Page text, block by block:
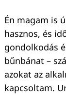
Én magam is
hasznos, és
gondolkodás
bűnbánat –
azokat az
kapcsoltam.